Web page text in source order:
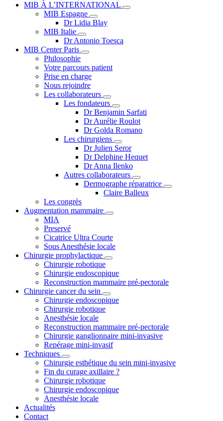
MIB À L’INTERNATIONAL
MIB Espagne
Dr Lidia Blay
MIB Italie
Dr Antonio Toesca
MIB Center Paris
Philosophie
Votre parcours patient
Prise en charge
Nous rejoindre
Les collaborateurs
Les fondateurs
Dr Benjamin Sarfati
Dr Aurélie Roulot
Dr Golda Romano
Les chirurgiens
Dr Julien Seror
Dr Delphine Hequet
Dr Anna Ilenko
Autres collaborateurs
Dermographe réparatrice
Claire Balleux
Les congrès
Augmentation mammaire
MIA
Preservé
Cicatrice Ultra Courte
Sous Anesthésie locale
Chirurgie prophylactique
Chirurgie robotique
Chirurgie endoscopique
Reconstruction mammaire pré-pectorale
Chirurgie cancer du sein
Chirurgie endoscopique
Chirurgie robotique
Anesthésie locale
Reconstruction mammaire pré-pectorale
Chirurgie ganglionnaire mini-invasive
Repérage mini-invasif
Techniques
Chirurgie esthétique du sein mini-invasive
Fin du curage axillaire ?
Chirurgie robotique
Chirurgie endoscopique
Anesthésie locale
Actualités
Contact